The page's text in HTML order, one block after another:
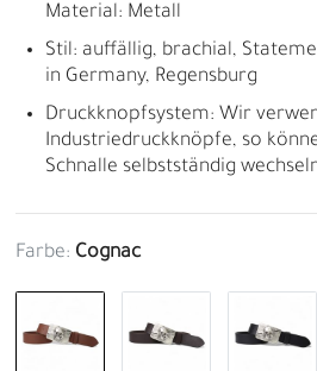
Material: Metall
Stil: auffällig, brachial,
in Germany, Regensburg
Druckknopfsystem: Wir
Industriedruckknöpfe, so
Schnalle selbstständig
Farbe: Cognac